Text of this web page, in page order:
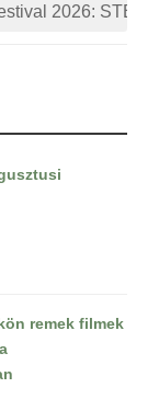
2026:
remek filmek